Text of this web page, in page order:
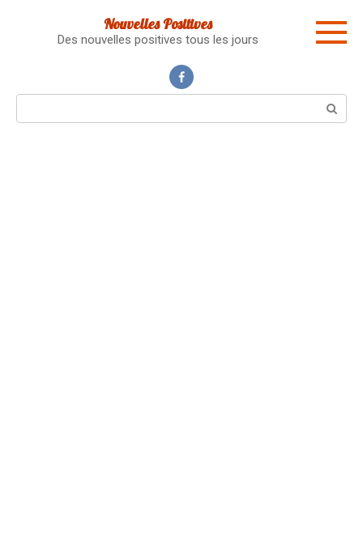
Nouvelles Positives
Des nouvelles positives tous les jours